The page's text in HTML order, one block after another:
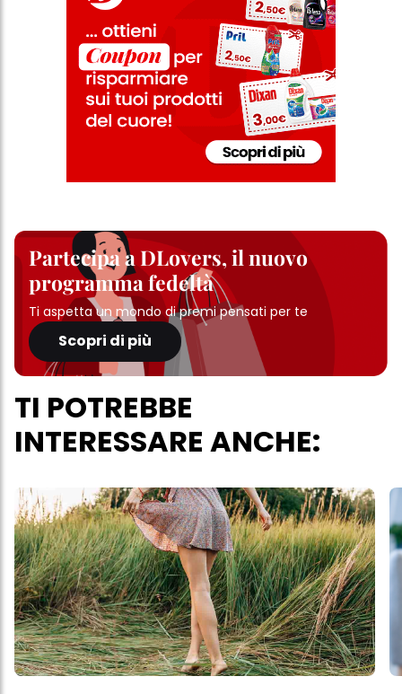
Partecipa a DLovers, il nuovo
programma fedeltà
Ti aspetta un mondo di premi pensati per te
Scopri di più
TI POTREBBE
INTERESSARE ANCHE: